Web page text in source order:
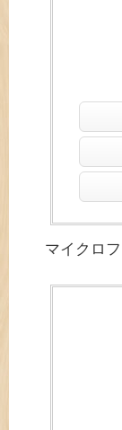
マイクロ